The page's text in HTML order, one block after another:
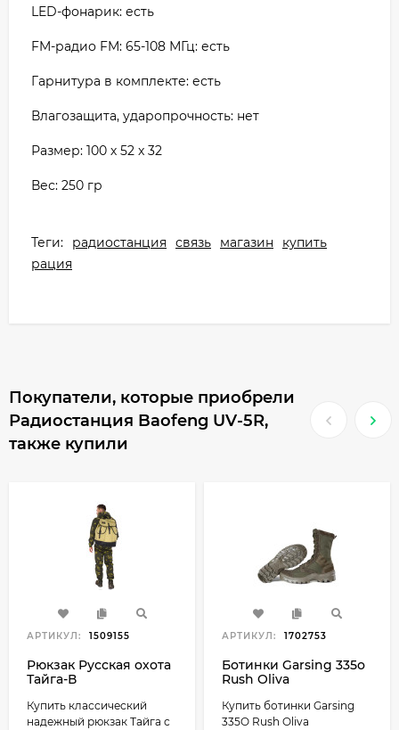
LED-фонарик: есть
FM-радио FM: 65-108 МГц: есть
Гарнитура в комплекте: есть
Влагозащита, ударопрочность: нет
Размер: 100 х 52 x 32
Вес: 250 гр
Теги: радиостанция связь магазин
купить
рация
Покупатели, которые приобрели
Радиостанция Baofeng UV-5R,
также купили
АРТИКУЛ: 1509155
Рюкзак Русская охота
Тайга-В
Купить классический
надежный рюкзак Тайга с
АРТИКУЛ: 1702753
Ботинки Garsing 335о
Rush Oliva
Купить ботинки Garsing
335O Rush Oliva